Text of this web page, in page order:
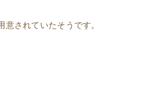
されていたそうです。